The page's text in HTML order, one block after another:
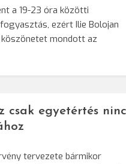
a 19-23 óra közötti
ezért Ilie Bolojan
mondott az
csak egyetértés
tervezete bármikor